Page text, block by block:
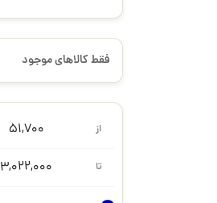
فقط کالاهای موجود
از 51,700
تا 3,022,000